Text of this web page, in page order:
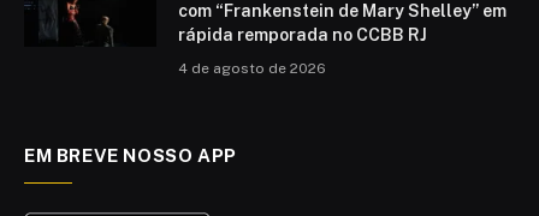
com “Frankenstein de Mary Shelley” em
rápida remporada no CCBB RJ
4 de agosto de 2026
EM BREVE NOSSO APP